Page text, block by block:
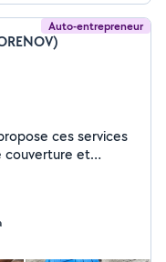
Auto-entrepreneur
ces services
couverture et
24h/24 Nous
un devis gratuit.